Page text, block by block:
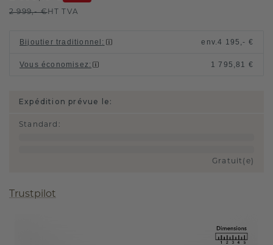
2 999,- €HT TVA
Bijoutier traditionnel : env.4 195,- €
Vous économisez: 1 795,81 €
Expédition prévue le:
Standard :
Gratuit(e)
Trustpilot